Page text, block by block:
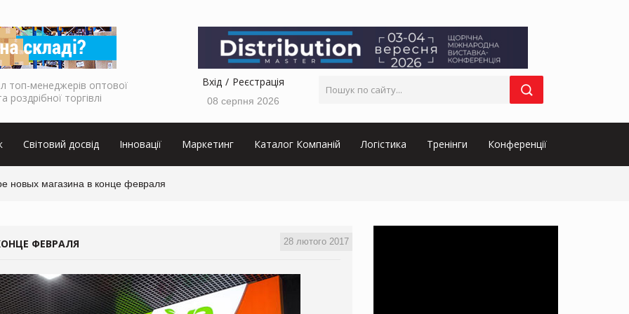
топ-менеджерів оптової
роздрібної торгівлі
Вхід Реєстрація
08 серпня 2026
Світовий досвід Інновації Маркетинг Каталог Компаній Логістика Тренінги Конференції
новых магазина в конце февраля
28 лютого 2017
ФЕВРАЛЯ